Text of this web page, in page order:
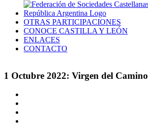
OTRAS PARTICIPACIONES
CONOCE CASTILLA Y LEÓN
ENLACES
CONTACTO
1 Octubre 2022: Virgen del Camino